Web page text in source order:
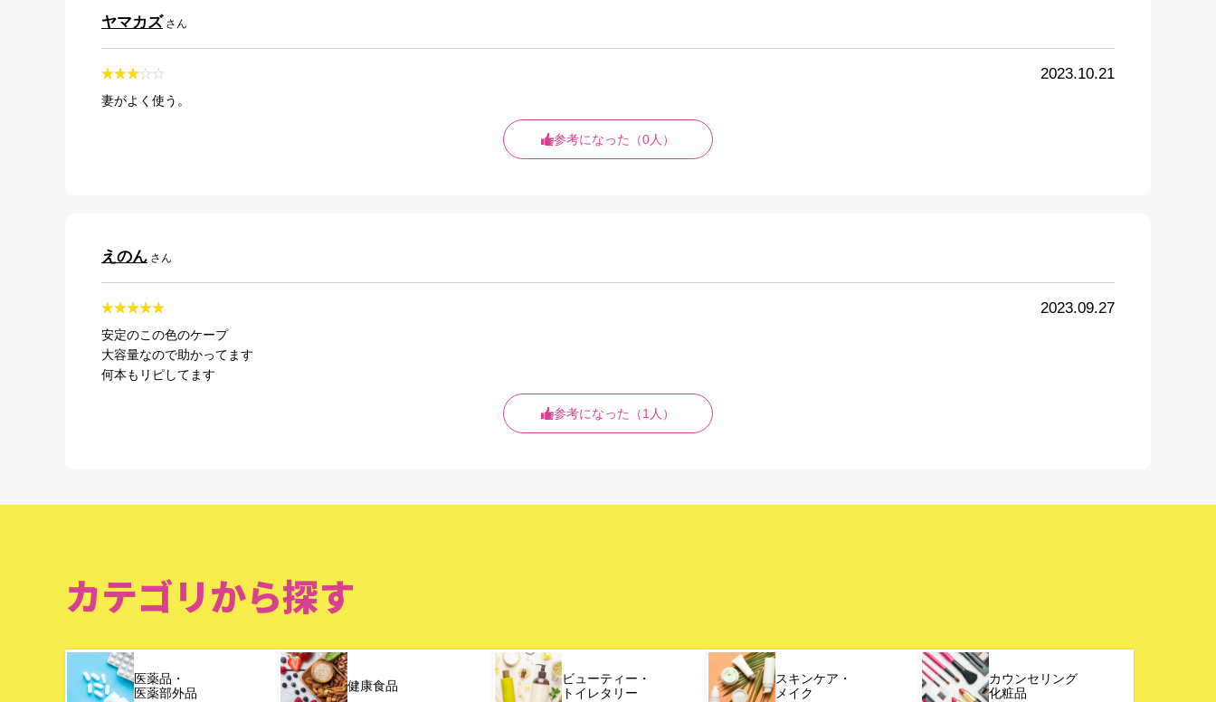
ヤマカズ さん
2023.10.21
妻がよく使う。
参考になった（0人）
えのん さん
2023.09.27
安定のこの色のケープ
大容量なので助かってます
何本もリピしてます
参考になった（1人）
カテゴリから探す
医薬品・
医薬部外品
健康食品
ビューティー・
トイレタリー
スキンケア・
メイク
カウンセリング
化粧品